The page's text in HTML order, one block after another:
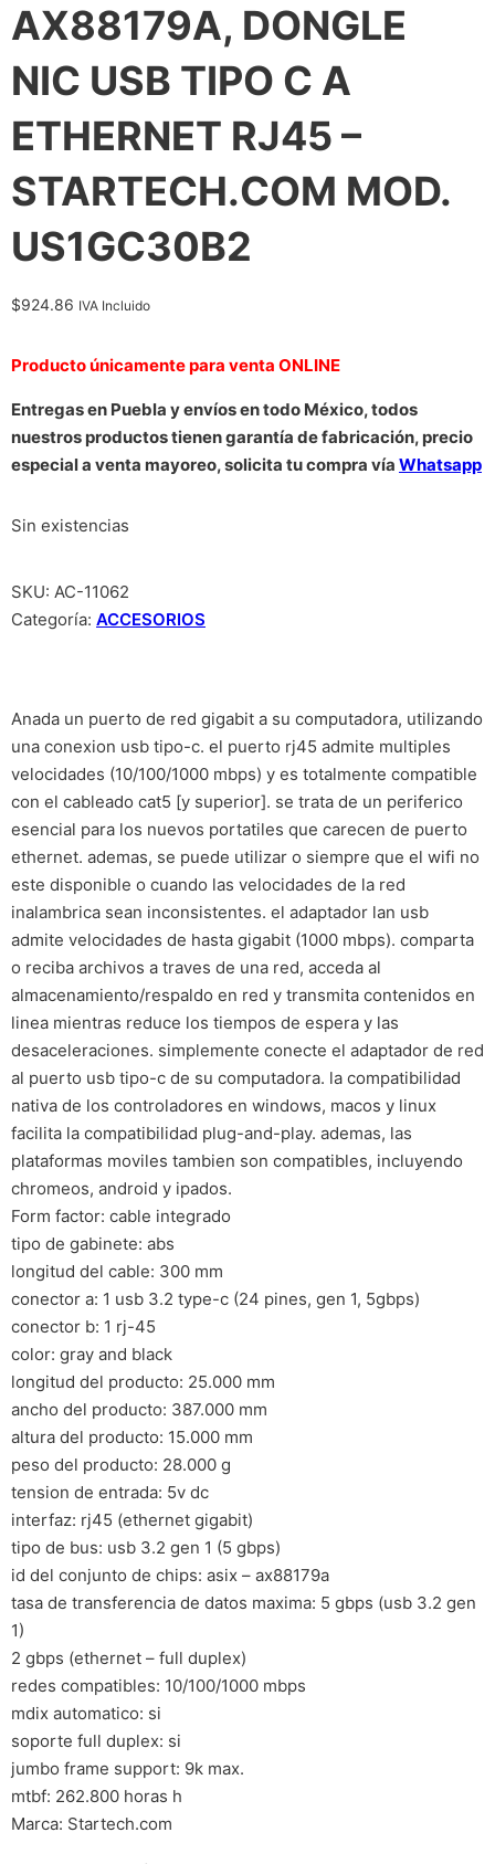
AX88179A, DONGLE
NIC USB TIPO C A
ETHERNET RJ45 –
STARTECH.COM MOD.
US1GC30B2
$924.86 IVA Incluido
Producto únicamente para venta ONLINE
Entregas en Puebla y envíos en todo México, todos
nuestros productos tienen garantía de fabricación, precio
especial a venta mayoreo, solicita tu compra vía Whatsapp
Sin existencias
SKU: AC-11062
Categoría: ACCESORIOS
Anada un puerto de red gigabit a su computadora, utilizando
una conexion usb tipo-c. el puerto rj45 admite multiples
velocidades (10/100/1000 mbps) y es totalmente compatible
con el cableado cat5 [y superior]. se trata de un periferico
esencial para los nuevos portatiles que carecen de puerto
ethernet. ademas, se puede utilizar o siempre que el wifi no
este disponible o cuando las velocidades de la red
inalambrica sean inconsistentes. el adaptador lan usb
admite velocidades de hasta gigabit (1000 mbps). comparta
o reciba archivos a traves de una red, acceda al
almacenamiento/respaldo en red y transmita contenidos en
linea mientras reduce los tiempos de espera y las
desaceleraciones. simplemente conecte el adaptador de red
al puerto usb tipo-c de su computadora. la compatibilidad
nativa de los controladores en windows, macos y linux
facilita la compatibilidad plug-and-play. ademas, las
plataformas moviles tambien son compatibles, incluyendo
chromeos, android y ipados.
Form factor: cable integrado
tipo de gabinete: abs
longitud del cable: 300 mm
conector a: 1 usb 3.2 type-c (24 pines, gen 1, 5gbps)
conector b: 1 rj-45
color: gray and black
longitud del producto: 25.000 mm
ancho del producto: 387.000 mm
altura del producto: 15.000 mm
peso del producto: 28.000 g
tension de entrada: 5v dc
interfaz: rj45 (ethernet gigabit)
tipo de bus: usb 3.2 gen 1 (5 gbps)
id del conjunto de chips: asix – ax88179a
tasa de transferencia de datos maxima: 5 gbps (usb 3.2 gen
1)
2 gbps (ethernet – full duplex)
redes compatibles: 10/100/1000 mbps
mdix automatico: si
soporte full duplex: si
jumbo frame support: 9k max.
mtbf: 262.800 horas h
Marca: Startech.com